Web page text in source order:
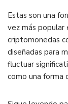
Estas son una
vez más popular
criptomonedas
diseñadas para
fluctuar
como una forma